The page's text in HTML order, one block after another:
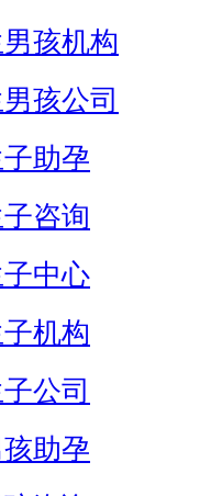
孩机构
孩公司
助孕
咨询
中心
机构
公司
助孕